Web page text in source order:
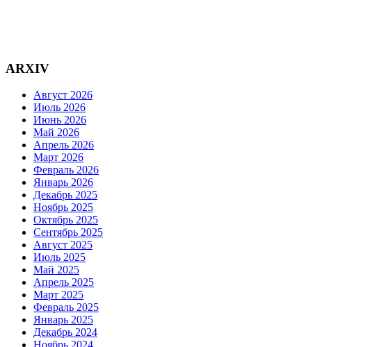
ARXIV
Август 2026
Июль 2026
Июнь 2026
Май 2026
Апрель 2026
Март 2026
Февраль 2026
Январь 2026
Декабрь 2025
Ноябрь 2025
Октябрь 2025
Сентябрь 2025
Август 2025
Июль 2025
Май 2025
Апрель 2025
Март 2025
Февраль 2025
Январь 2025
Декабрь 2024